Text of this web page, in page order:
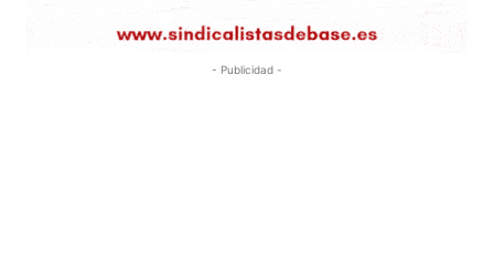
- Publicidad -